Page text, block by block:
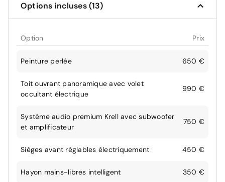
Options incluses (13)
Option Prix
Peinture perlée 650 €
Toit ouvrant panoramique avec volet
occultant électrique
990 €
Système audio premium Krell avec subwoofer
et amplificateur
750 €
Sièges avant réglables électriquement 450 €
Hayon mains-libres intelligent 350 €